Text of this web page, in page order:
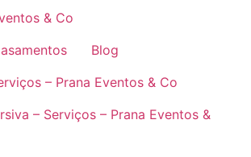
& Co
Blog
– Prana Eventos & Co
– Serviços – Prana Eventos &